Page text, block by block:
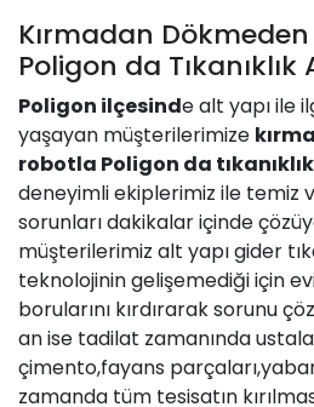
Kırmadan
Poligon da Tıkanıklık
Poligon ilçesinde alt yapı ile
yaşayan müşterilerimize
robotla Poligon da
deneyimli ekiplerimiz ile temiz
sorunları dakikalar içinde
müşterilerimiz alt yapı gider
teknolojinin gelişemediği için
borularını kırdırarak sorunu
an ise tadilat zamanında
çimento,fayans
zamanda tüm tesisatın